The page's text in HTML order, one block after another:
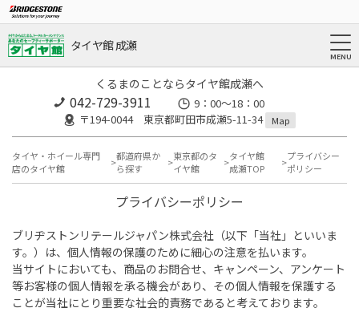
タイヤ館 成瀬
くるまのことならタイヤ館成瀬へ
042-729-3911
9：00～18：00
〒194-0044 東京都町田市成瀬5-11-34
Map
タイヤ・ホイール専門
店のタイヤ館
都道府県か
ら探す
東京都のタ
イヤ館
タイヤ館
成瀬TOP
プライバシー
ポリシー
プライバシーポリシー
ブリヂストンリテールジャパン株式会社（以下「当社」といいま
す。）は、個人情報の保護のために細心の注意を払います。
当サイトにおいても、商品のお問合せ、キャンペーン、アンケート
等お客様の個人情報を承る機会があり、その個人情報を保護する
ことが当社にとり重要な社会的責務であると考えております。